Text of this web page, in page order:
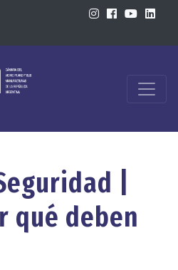
|
qué deben